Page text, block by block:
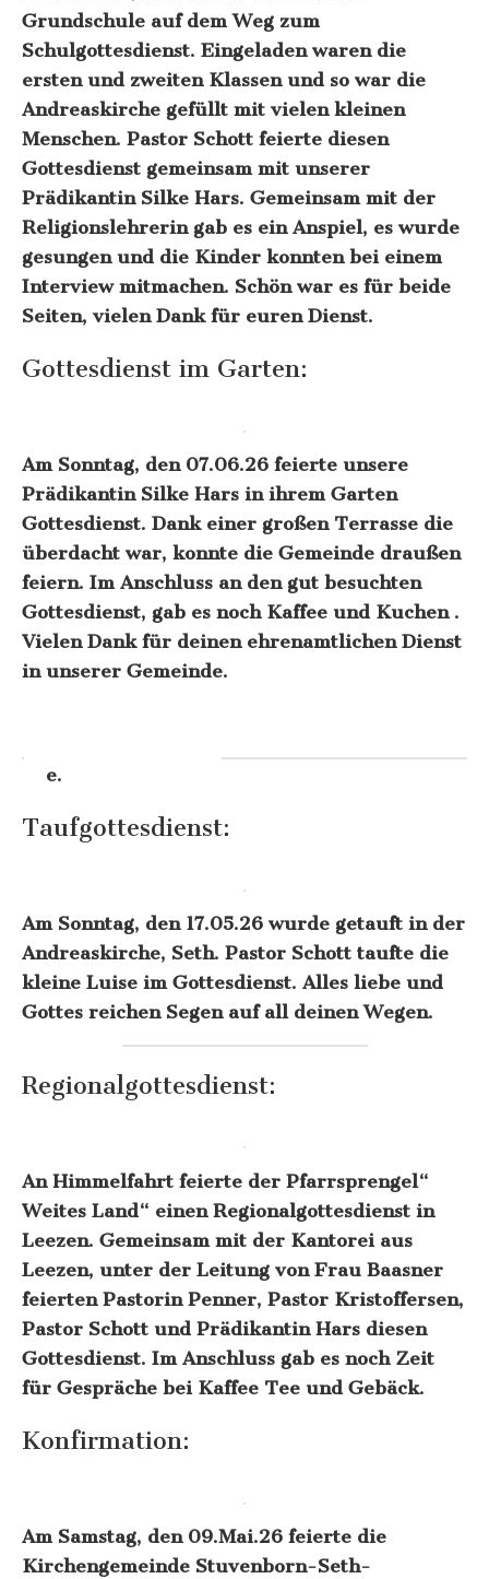
Grundschule auf dem Weg zum
Schulgottesdienst. Eingeladen waren die
ersten und zweiten Klassen und so war die
Andreaskirche gefüllt mit vielen kleinen
Menschen. Pastor Schott feierte diesen
Gottesdienst gemeinsam mit unserer
Prädikantin Silke Hars. Gemeinsam mit der
Religionslehrerin gab es ein Anspiel, es wurde
gesungen und die Kinder konnten bei einem
Interview mitmachen. Schön war es für beide
Seiten, vielen Dank für euren Dienst.
Gottesdienst im Garten:
Am Sonntag, den 07.06.26 feierte unsere
Prädikantin Silke Hars in ihrem Garten
Gottesdienst. Dank einer großen Terrasse die
überdacht war, konnte die Gemeinde draußen
feiern. Im Anschluss an den gut besuchten
Gottesdienst, gab es noch Kaffee und Kuchen .
Vielen Dank für deinen ehrenamtlichen Dienst
in unserer Gemeinde.
e.
Taufgottesdienst:
Am Sonntag, den 17.05.26 wurde getauft in der
Andreaskirche, Seth. Pastor Schott taufte die
kleine Luise im Gottesdienst. Alles liebe und
Gottes reichen Segen auf all deinen Wegen.
Regionalgottesdienst:
An Himmelfahrt feierte der Pfarrsprengel“
Weites Land“ einen Regionalgottesdienst in
Leezen. Gemeinsam mit der Kantorei aus
Leezen, unter der Leitung von Frau Baasner
feierten Pastorin Penner, Pastor Kristoffersen,
Pastor Schott und Prädikantin Hars diesen
Gottesdienst. Im Anschluss gab es noch Zeit
für Gespräche bei Kaffee Tee und Gebäck.
Konfirmation:
Am Samstag, den 09.Mai.26 feierte die
Kirchengemeinde Stuvenborn-Seth-